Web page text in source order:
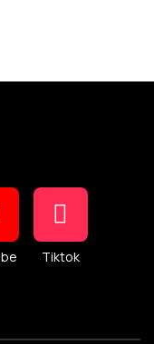
Tiktok